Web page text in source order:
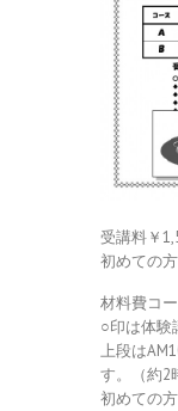
受講料￥
初めての
材料費コ
○印は体験
上段は
す。（約2
初めての